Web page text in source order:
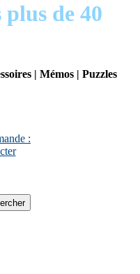
de 40
| Mémos | Puzzles
: